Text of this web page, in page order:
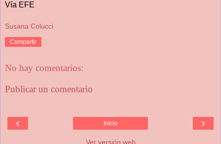
Vía EFE
Susana Colucci
Compartir
No hay comentarios:
Publicar un comentario
‹ ›
Inicio
Ver versión web